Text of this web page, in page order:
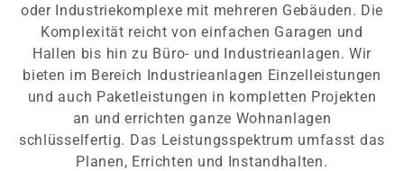
oder Industriekomplexe mit mehreren Gebäuden. Die
Komplexität reicht von einfachen Garagen und
Hallen bis hin zu Büro- und Industrieanlagen. Wir
bieten im Bereich Industrieanlagen Einzelleistungen
und auch Paketleistungen in kompletten Projekten
an und errichten ganze Wohnanlagen
schlüsselfertig. Das Leistungsspektrum umfasst das
Planen, Errichten und Instandhalten.